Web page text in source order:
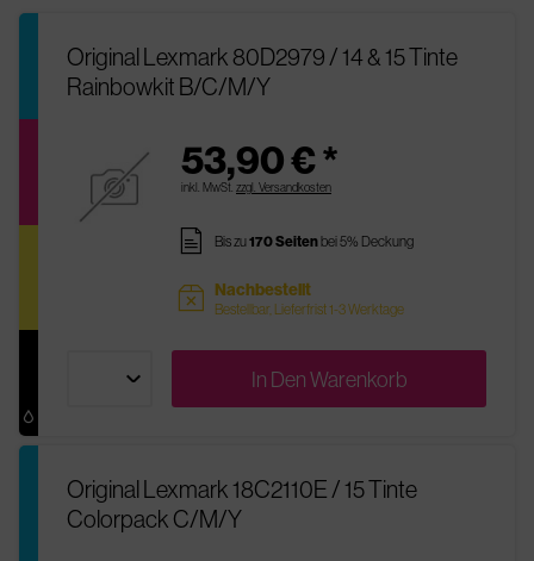
Original Lexmark 80D2979 / 14 & 15 Tinte
Rainbowkit B/C/M/Y
53,90 € *
inkl. MwSt. zzgl. Versandkosten
pages Bis zu170 Seitenbei 5% Deckung
sold Nachbestellt
Bestellbar, Lieferfrist 1-3 Werktage
In DenWarenkorb
Original Lexmark 18C2110E / 15 Tinte
Colorpack C/M/Y